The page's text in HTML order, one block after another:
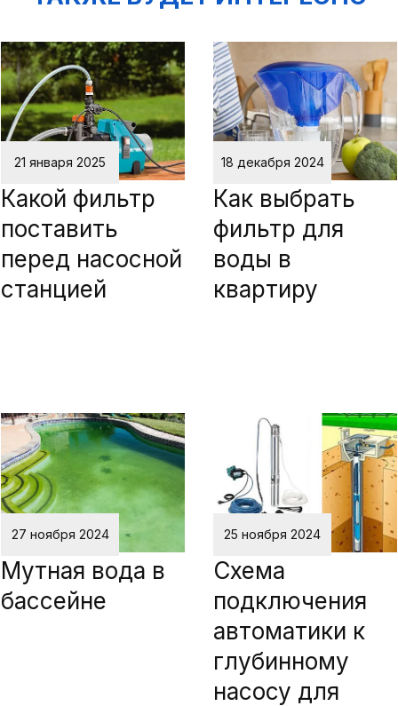
21 января 2025
Какой фильтр
поставить
перед насосной
станцией
18 декабря 2024
Как выбрать
фильтр для
воды в
квартиру
27 ноября 2024
Мутная вода в
бассейне
25 ноября 2024
Схема
подключения
автоматики к
глубинному
насосу для